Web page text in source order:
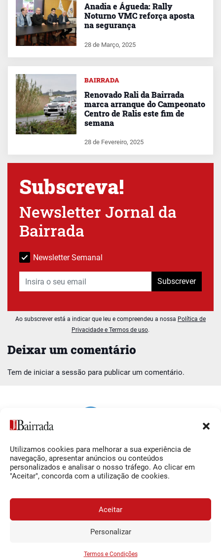
Utilizamos cookies para melhorar a sua experiência de
navegação, apresentar anúncios ou conteúdos
personalizados e analisar o nosso tráfego. Ao clicar em
"Aceitar", concorda com a utilização de cookies.
Aceitar
Personalizar
Termos e Condições
Deixar um comentário
Tem de iniciar a sessão para publicar um comentário.
Anadia e Águeda: Rally
Noturno VMC reforça aposta
na segurança
28 de Março, 2025
BAIRRADA
Renovado Rali da Bairrada
marca arranque do Campeonato
Centro de Ralis este fim de
semana
28 de Fevereiro, 2025
Subscreva!
Newsletter Jornal da
Bairrada
Newsletter Semanal
Subscrever
Ao subscrever está a indicar que leu e compreendeu a nossa Política de
Privacidade e Termos de uso.
0,34€/semana
Siga-nos
Facebook
O Jornal da Bairrada
Contactos
Termos e Condições
© 2026 Jornal da Bairrada